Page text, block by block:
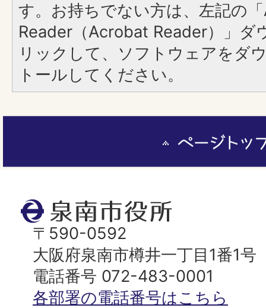
す。お持ちでない方は、左記の
Reader（Acrobat Reader）」ダ
リックして、ソフトウェアをダ
トールしてください。
泉
南
市
役
所
〒590-0592
大阪府泉南市樽井一丁目1番1号
電話番号 072-483-0001
各部署の電話番号はこちら